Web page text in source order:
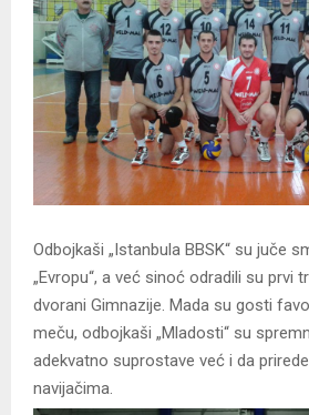
Odbojkaši „Istanbula BBSK“ su juče
„Evropu“, a već sinoć odradili su prvi
dvorani Gimnazije. Mada su gosti
meču, odbojkaši „Mladosti“ su
adekvatno suprostave već i da
navijačima.